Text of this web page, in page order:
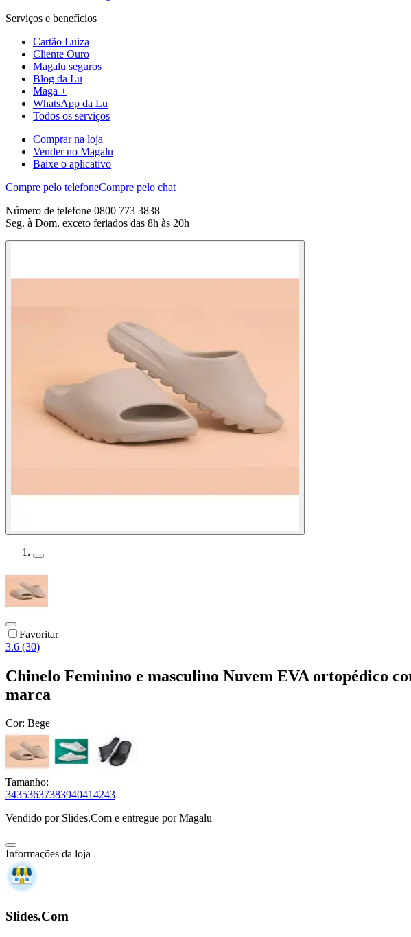
Serviços e benefícios
Cartão Luiza
Cliente Ouro
Magalu seguros
Blog da Lu
Maga +
WhatsApp da Lu
Todos os serviços
Comprar na loja
Vender no Magalu
Baixe o aplicativo
Compre pelo telefoneCompre pelo chat
Número de telefone 0800 773 3838
Seg. à Dom. exceto feriados das 8h às 20h
Favoritar
3.6 (30)
Chinelo Feminino e masculino Nuvem EVA ortopédico
marca
Cor: Bege
Tamanho:
34353637383940414243
Vendido por Slides.Com e entregue por Magalu
Informações da loja
Slides.Com